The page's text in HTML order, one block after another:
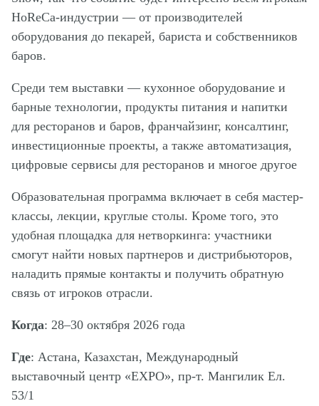
HoReCa-индустрии — от производителей
оборудования до пекарей, бариста и собственников
баров.
Среди тем выставки — кухонное оборудование и
барные технологии, продукты питания и напитки
для ресторанов и баров, франчайзинг, консалтинг,
инвестиционные проекты, а также автоматизация,
цифровые сервисы для ресторанов и многое другое
Образовательная программа включает в себя мастер-
классы, лекции, круглые столы. Кроме того, это
удобная площадка для нетворкинга: участники
смогут найти новых партнеров и дистрибьюторов,
наладить прямые контакты и получить обратную
связь от игроков отрасли.
Когда: 28–30 октября 2026 года
Где: Астана, Казахстан, Международный
выставочный центр «EXPO», пр-т. Мангилик Ел.
53/1